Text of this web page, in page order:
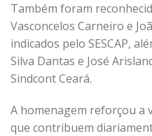
Também foram
Vasconcelos Carneiro e
indicados pelo SESCAP,
Silva Dantas e José
Sindcont Ceará.
A homenagem reforçou a
que contribuem